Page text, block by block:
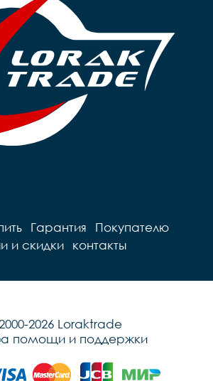
Гарантия
Покупателю
и скидки контакты
2026 Loraktrade
помощи и поддержки